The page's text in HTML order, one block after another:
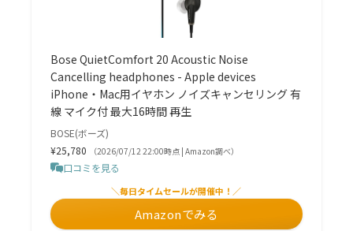
Bose QuietComfort 20 Acoustic Noise
Cancelling headphones - Apple devices
iPhone・Mac用イヤホン ノイズキャンセリング 有
線 マイク付 最大16時間 再生
BOSE(ボーズ)
¥25,780
（2026/07/12 22:00時点 | Amazon調べ）
口コミを見る
＼毎日タイムセールが開催中！／
Amazonでみる